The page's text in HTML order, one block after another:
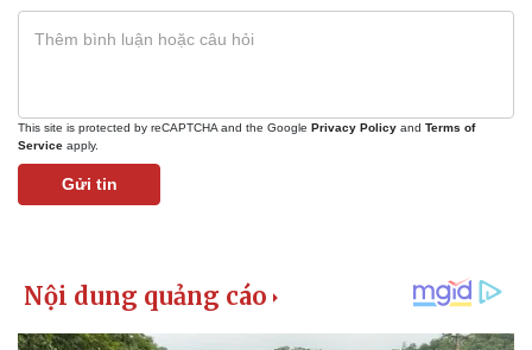
This site is protected by reCAPTCHA and the Google Privacy Policy and Terms of
Service apply.
Gửi tin